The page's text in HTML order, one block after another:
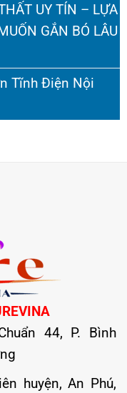
UY TÍN – LỰA
GẮN BÓ LÂU
Tĩnh Điện Nội
44, P. Bình
huyện, An Phú,